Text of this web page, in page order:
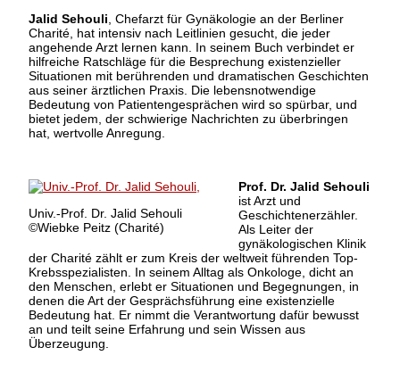
Jalid Sehouli , Chefarzt für Gynäkologie an der Berliner
Charité, hat intensiv nach Leitlinien gesucht, die jeder
angehende Arzt lernen kann. In seinem Buch verbindet er
hilfreiche Ratschläge für die Besprechung existenzieller
Situationen mit berührenden und dramatischen Geschichten
aus seiner ärztlichen Praxis. Die lebensnotwendige
Bedeutung von Patientengesprächen wird so spürbar, und
bietet jedem, der schwierige Nachrichten zu überbringen
hat, wertvolle Anregung.
Univ.-Prof. Dr. Jalid Sehouli
©Wiebke Peitz (Charité)
Prof. Dr. Jalid Sehouli
ist Arzt und
Geschichtenerzähler.
Als Leiter der
gynäkologischen Klinik
der Charité zählt er zum Kreis der weltweit führenden Top-
Krebsspezialisten. In seinem Alltag als Onkologe, dicht an
den Menschen, erlebt er Situationen und Begegnungen, in
denen die Art der Gesprächsführung eine existenzielle
Bedeutung hat. Er nimmt die Verantwortung dafür bewusst
an und teilt seine Erfahrung und sein Wissen aus
Überzeugung.